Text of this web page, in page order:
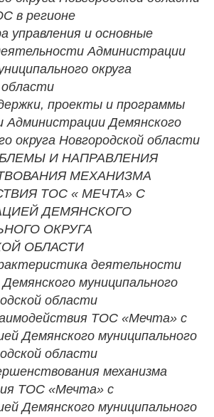
в регионе
управления и основные
Администрации
округа
области
проекты и программы
Администрации Демянского
округа Новгородской области
И НАПРАВЛЕНИЯ
МЕХАНИЗМА
ТОС « МЕЧТА» С
ДЕМЯНСКОГО
ОКРУГА
ОБЛАСТИ
деятельности
муниципального
области
ТОС «Мечта» с
Демянского муниципального
области
механизма
ТОС «Мечта» с
Демянского муниципального